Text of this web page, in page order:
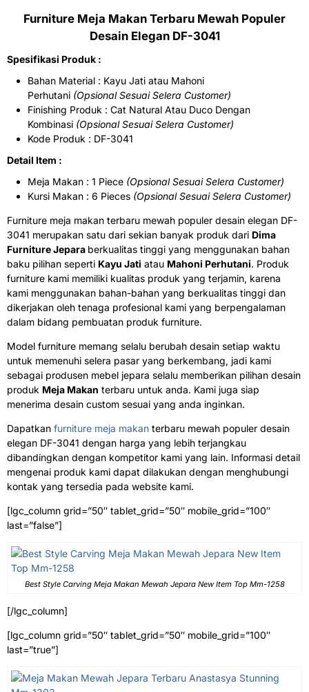
Furniture Meja Makan Terbaru Mewah Populer
Desain Elegan DF-3041
Spesifikasi Produk :
Bahan Material : Kayu Jati atau Mahoni
Perhutani (Opsional Sesuai Selera Customer)
Finishing Produk : Cat Natural Atau Duco Dengan
Kombinasi (Opsional Sesuai Selera Customer)
Kode Produk : DF-3041
Detail Item :
Meja Makan : 1 Piece (Opsional Sesuai Selera Customer)
Kursi Makan : 6 Pieces (Opsional Sesuai Selera Customer)
Furniture meja makan terbaru mewah populer desain elegan DF-
3041 merupakan satu dari sekian banyak produk dari Dima
Furniture Jepara berkualitas tinggi yang menggunakan bahan
baku pilihan seperti Kayu Jati atau Mahoni Perhutani. Produk
furniture kami memiliki kualitas produk yang terjamin, karena
kami menggunakan bahan-bahan yang berkualitas tinggi dan
dikerjakan oleh tenaga profesional kami yang berpengalaman
dalam bidang pembuatan produk furniture.
Model furniture memang selalu berubah desain setiap waktu
untuk memenuhi selera pasar yang berkembang, jadi kami
sebagai produsen mebel jepara selalu memberikan pilihan desain
produk Meja Makan terbaru untuk anda. Kami juga siap
menerima desain custom sesuai yang anda inginkan.
Dapatkan furniture meja makan terbaru mewah populer desain
elegan DF-3041 dengan harga yang lebih terjangkau
dibandingkan dengan kompetitor kami yang lain. Informasi detail
mengenai produk kami dapat dilakukan dengan menghubungi
kontak yang tersedia pada website kami.
[lgc_column grid=”50″ tablet_grid=”50″ mobile_grid=”100″
last=”false”]
Best Style Carving Meja Makan Mewah Jepara New Item Top Mm-1258
[/lgc_column]
[lgc_column grid=”50″ tablet_grid=”50″ mobile_grid=”100″
last=”true”]